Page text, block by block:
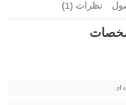
نظرات (1)
ای